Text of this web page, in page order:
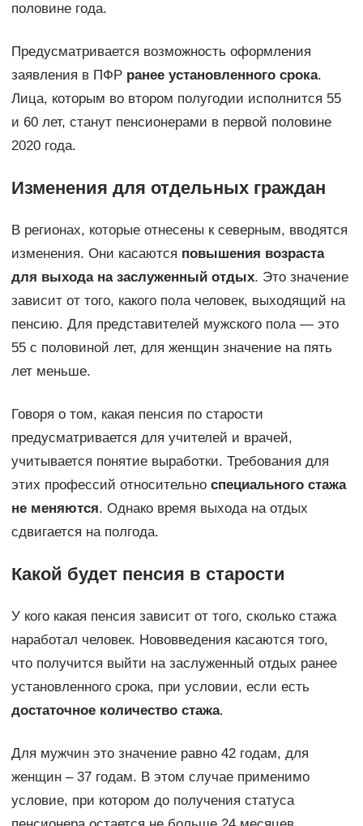
половине года.
Предусматривается возможность оформления
заявления в ПФР ранее установленного срока.
Лица, которым во втором полугодии исполнится 55
и 60 лет, станут пенсионерами в первой половине
2020 года.
Изменения для отдельных граждан
В регионах, которые отнесены к северным, вводятся
изменения. Они касаются повышения возраста
для выхода на заслуженный отдых. Это значение
зависит от того, какого пола человек, выходящий на
пенсию. Для представителей мужского пола — это
55 с половиной лет, для женщин значение на пять
лет меньше.
Говоря о том, какая пенсия по старости
предусматривается для учителей и врачей,
учитывается понятие выработки. Требования для
этих профессий относительно специального стажа
не меняются. Однако время выхода на отдых
сдвигается на полгода.
Какой будет пенсия в старости
У кого какая пенсия зависит от того, сколько стажа
наработал человек. Нововведения касаются того,
что получится выйти на заслуженный отдых ранее
установленного срока, при условии, если есть
достаточное количество стажа.
Для мужчин это значение равно 42 годам, для
женщин – 37 годам. В этом случае применимо
условие, при котором до получения статуса